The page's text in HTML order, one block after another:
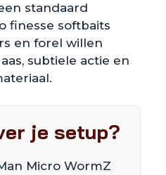
standaard
finesse softbaits
en forel willen
subtiele actie en
je setup?
Micro WormZ